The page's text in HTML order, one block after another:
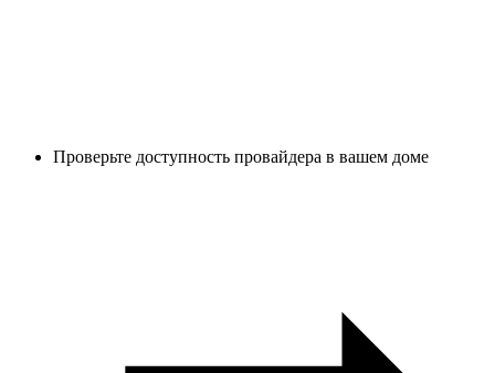
Проверьте доступность провайдера в вашем доме